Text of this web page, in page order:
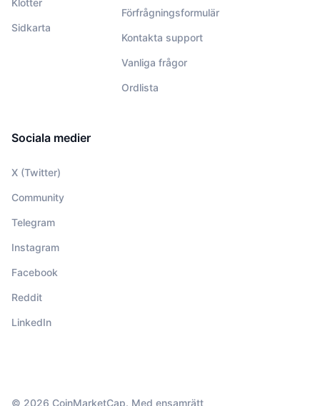
Klotter
Sidkarta
Förfrågningsformulär
Kontakta support
Vanliga frågor
Ordlista
Sociala medier
X (Twitter)
Community
Telegram
Instagram
Facebook
Reddit
LinkedIn
© 2026 CoinMarketCap. Med ensamrätt